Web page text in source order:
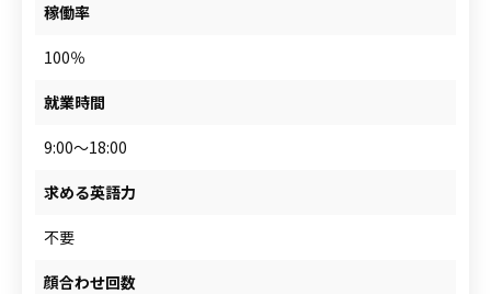
稼働率
100％
就業時間
9:00～18:00
求める英語力
不要
顔合わせ回数